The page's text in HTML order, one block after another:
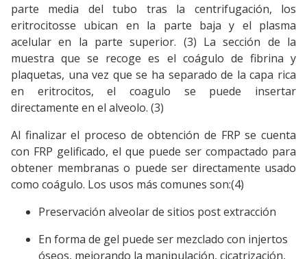
parte media del tubo tras la centrifugación, los
eritrocitosse ubican en la parte baja y el plasma
acelular en la parte superior. (3) La sección de la
muestra que se recoge es el coágulo de fibrina y
plaquetas, una vez que se ha separado de la capa rica
en eritrocitos, el coagulo se puede insertar
directamente en el alveolo. (3)
Al finalizar el proceso de obtención de FRP se cuenta
con FRP gelificado, el que puede ser compactado para
obtener membranas o puede ser directamente usado
como coágulo. Los usos más comunes son:(4)
Preservación alveolar de sitios post extracción
En forma de gel puede ser mezclado con injertos
óseos, mejorando la manipulación, cicatrización,